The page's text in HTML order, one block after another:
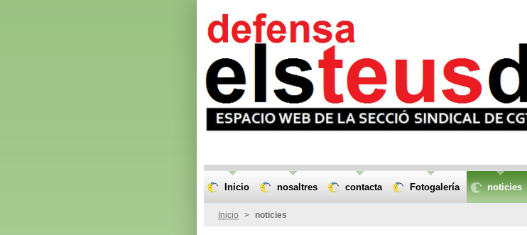
Inicio > noticies
Inicio nosaltres contacta Fotogalería noticies